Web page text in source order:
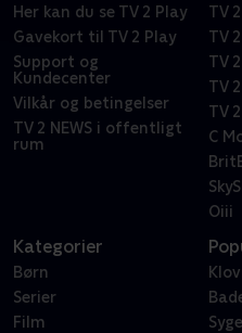
Her kan du se TV 2 Play
Gavekort til TV 2 Play
Support og
Kundecenter
Vilkår og betingelser
TV 2 NEWS i offentligt
rum
TV
TV
TV
TV
TV
C
Oiii
Kategorier
Børn
Serier
Film